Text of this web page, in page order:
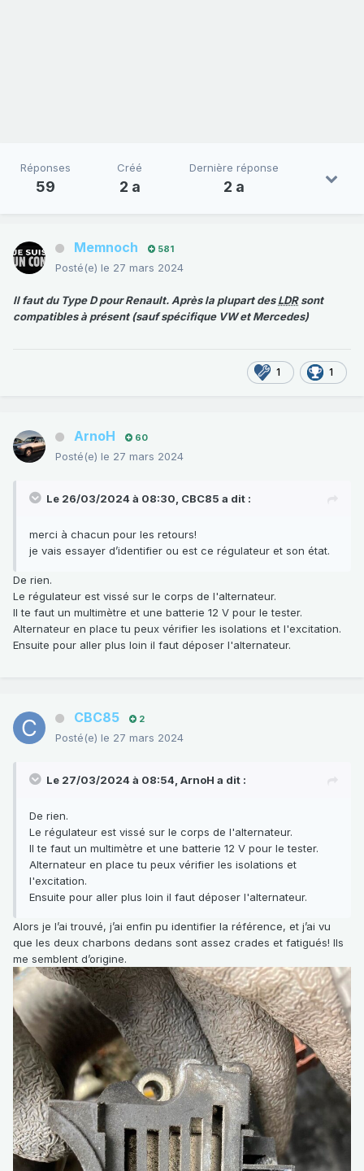
Réponses
59
Créé
2 a
Dernière réponse
2 a
Memnoch 581
Posté(e) le 27 mars 2024
Il faut du Type D pour Renault. Après la plupart desLDRsont
compatibles à présent (sauf spécifique VW et Mercedes)
1 1
ArnoH 60
Posté(e) le 27 mars 2024
Le 26/03/2024 à 08:30, CBC85 a dit :
merci à chacun pour les retours!
je vais essayer d’identifier ou est ce régulateur et son état.
De rien.
Le régulateur est vissé sur le corps de l'alternateur.
Il te faut un multimètre et une batterie 12 V pour le tester.
Alternateur en place tu peux vérifier les isolations et l'excitation.
Ensuite pour aller plus loin il faut déposer l'alternateur.
CBC85 2
Posté(e) le 27 mars 2024
Le 27/03/2024 à 08:54, ArnoH a dit :
De rien.
Le régulateur est vissé sur le corps de l'alternateur.
Il te faut un multimètre et une batterie 12 V pour le tester.
Alternateur en place tu peux vérifier les isolations et
l'excitation.
Ensuite pour aller plus loin il faut déposer l'alternateur.
Alors je l’ai trouvé, j’ai enfin pu identifier la référence, et j’ai vu
que les deux charbons dedans sont assez crades et fatigués! Ils
me semblent d’origine.